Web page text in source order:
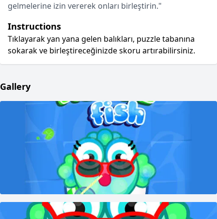
gelmelerine izin vererek onları birleştirin."
Instructions
Tıklayarak yan yana gelen balıkları, puzzle tabanına
sokarak ve birleştireceğinizde skoru artırabilirsiniz.
Gallery